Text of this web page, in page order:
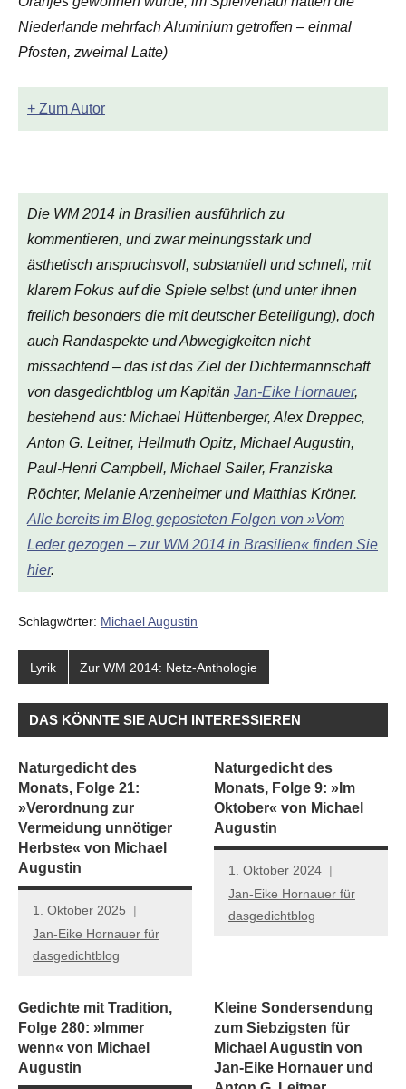
Niederlande mehrfach Aluminium getroffen – einmal
Pfosten, zweimal Latte)
+ Zum Autor
Die WM 2014 in Brasilien ausführlich zu
kommentieren, und zwar meinungsstark und
ästhetisch anspruchsvoll, substantiell und schnell, mit
klarem Fokus auf die Spiele selbst (und unter ihnen
freilich besonders die mit deutscher Beteiligung), doch
auch Randaspekte und Abwegigkeiten nicht
missachtend – das ist das Ziel der Dichtermannschaft
von dasgedichtblog um Kapitän Jan-Eike Hornauer,
bestehend aus: Michael Hüttenberger, Alex Dreppec,
Anton G. Leitner, Hellmuth Opitz, Michael Augustin,
Paul-Henri Campbell, Michael Sailer, Franziska
Röchter, Melanie Arzenheimer und Matthias Kröner.
Alle bereits im Blog geposteten Folgen von »Vom
Leder gezogen – zur WM 2014 in Brasilien« finden Sie
hier.
Schlagwörter: Michael Augustin
Lyrik Zur WM 2014: Netz-Anthologie
DAS KÖNNTE SIE AUCH INTERESSIEREN
Naturgedicht des
Monats, Folge 21:
»Verordnung zur
Vermeidung unnötiger
Herbste« von Michael
Augustin
1. Oktober 2025
Jan-Eike Hornauer für
dasgedichtblog
Naturgedicht des
Monats, Folge 9: »Im
Oktober« von Michael
Augustin
1. Oktober 2024
Jan-Eike Hornauer für
dasgedichtblog
Gedichte mit Tradition,
Folge 280: »Immer
wenn« von Michael
Augustin
Kleine Sondersendung
zum Siebzigsten für
Michael Augustin von
Jan-Eike Hornauer und